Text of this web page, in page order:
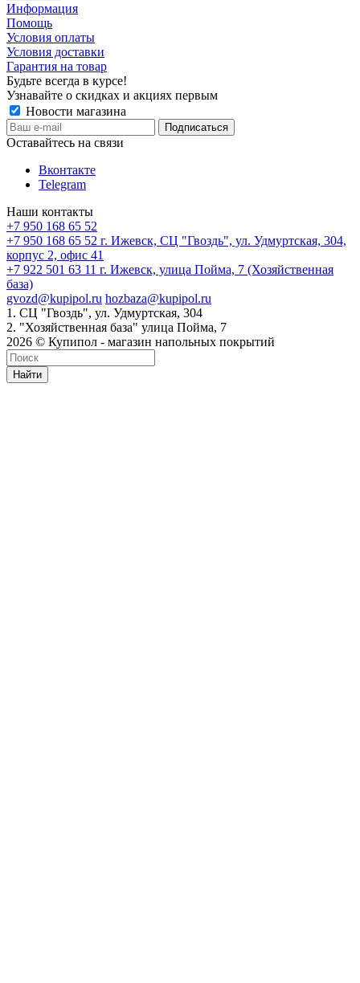
Информация
Помощь
Условия оплаты
Условия доставки
Гарантия на товар
Будьте всегда в курсе!
Узнавайте о скидках и акциях первым
Новости магазина
Оставайтесь на связи
Вконтакте
Telegram
Наши контакты
+7 950 168 65 52
+7 950 168 65 52 г. Ижевск, СЦ "Гвоздь", ул. Удмуртская, 304,
корпус 2, офис 41
+7 922 501 63 11 г. Ижевск, улица Пойма, 7 (Хозяйственная
база)
gvozd@kupipol.ru hozbaza@kupipol.ru
1. СЦ "Гвоздь", ул. Удмуртская, 304
2. "Хозяйственная база" улица Пойма, 7
2026 © Купипол - магазин напольных покрытий
Найти